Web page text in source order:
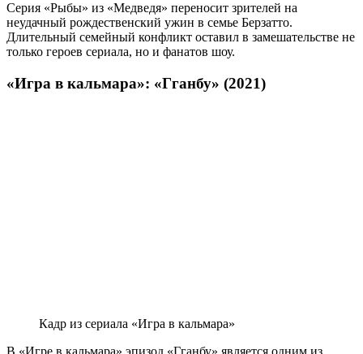
Серия «Рыбы» из «Медведя» переносит зрителей на
неудачный рождественский ужин в семье Берзатто.
Длительный семейный конфликт оставил в замешательстве не
только героев сериала, но и фанатов шоу.
«Игра в кальмара»: «Гганбу» (2021)
Кадр из сериала «Игра в кальмара»